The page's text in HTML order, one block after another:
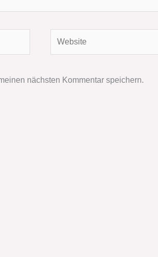
nächsten Kommentar speichern.